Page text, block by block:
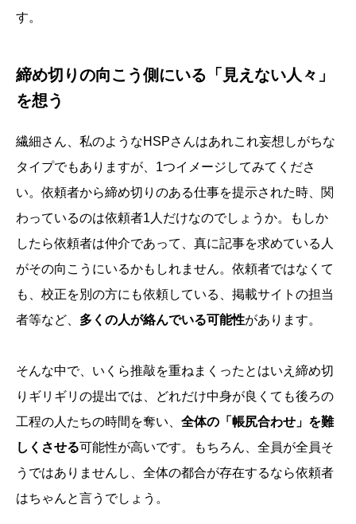
す。
締め切りの向こう側にいる「見えない人々」
を想う
繊細さん、私のようなHSPさんはあれこれ妄想しがちな
タイプでもありますが、1つイメージしてみてくださ
い。依頼者から締め切りのある仕事を提示された時、関
わっているのは依頼者1人だけなのでしょうか。もしか
したら依頼者は仲介であって、真に記事を求めている人
がその向こうにいるかもしれません。依頼者ではなくて
も、校正を別の方にも依頼している、掲載サイトの担当
者等など、 多くの人が絡んでいる可能性があります。
そんな中で、いくら推敲を重ねまくったとはいえ締め切
りギリギリの提出では、どれだけ中身が良くても後ろの
工程の人たちの時間を奪い、 全体の「帳尻合わせ」を難
しくさせる可能性が高いです。もちろん、全員が全員そ
うではありませんし、全体の都合が存在するなら依頼者
はちゃんと言うでしょう。